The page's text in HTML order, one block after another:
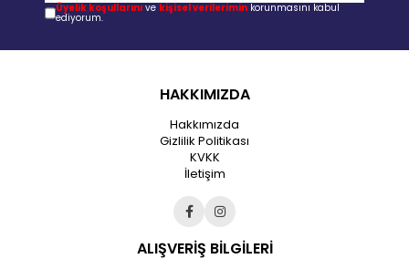
Üyelik koşullarını ve kişisel verilerimin korunmasını kabul
ediyorum.
HAKKIMIZDA
Hakkımızda
Gizlilik Politikası
KVKK
İletişim
ALIŞVERİŞ BİLGİLERİ